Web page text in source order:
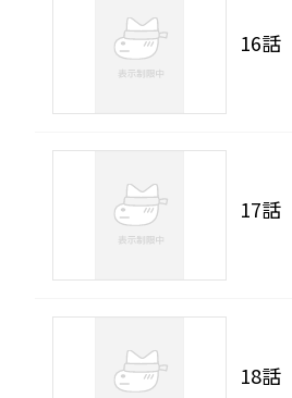
16話
17話
18話